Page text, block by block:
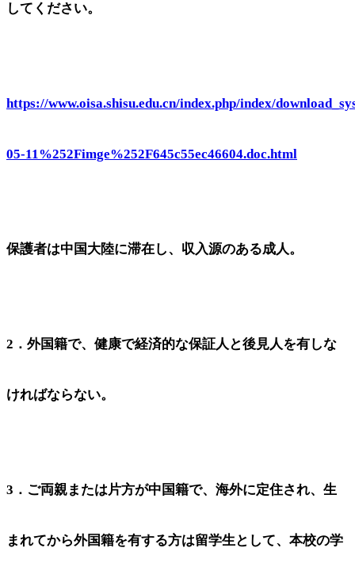
してください。
https://www.oisa.shisu.edu.cn/index.php/index/
05-11%252Fimge%252F645c55ec46604.doc.html
保護者は中国大陸に滞在し、収入源のある成人。
2．外国籍で、健康で経済的な保証人と後見人を有しな
ければならない。
3．ご両親または片方が中国籍で、海外に定住され、生
まれてから外国籍を有する方は留学生として、本校の学